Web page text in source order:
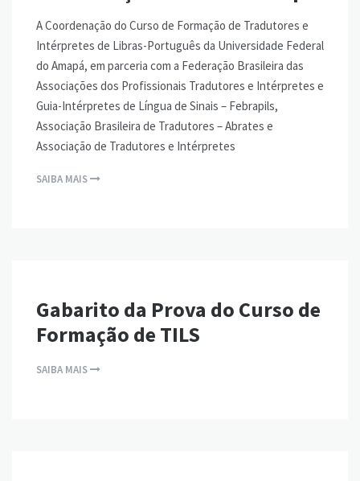
A Coordenação do Curso de Formação de Tradutores e
Intérpretes de Libras-Português da Universidade Federal
do Amapá, em parceria com a Federação Brasileira das
Associações dos Profissionais Tradutores e Intérpretes e
Guia-Intérpretes de Língua de Sinais – Febrapils,
Associação Brasileira de Tradutores – Abrates e
Associação de Tradutores e Intérpretes
SAIBA MAIS
Gabarito da Prova do Curso de
Formação de TILS
SAIBA MAIS